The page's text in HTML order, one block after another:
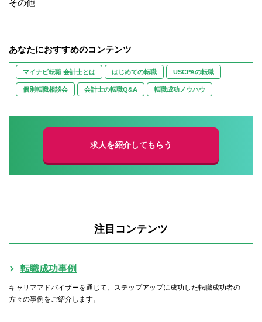
その他
あなたにおすすめのコンテンツ
マイナビ転職 会計士とは はじめての転職 USCPAの転職
個別転職相談会 会計士の転職Q&A 転職成功ノウハウ
求人を紹介してもらう
注目コンテンツ
転職成功事例
キャリアアドバイザーを通じて、ステップアップに成功した転職成功者の
方々の事例をご紹介します。